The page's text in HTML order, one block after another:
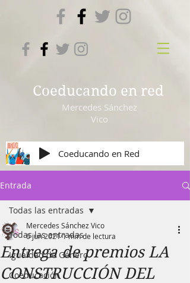
Coeducando en red
Mercedes Sánchez
Vico
Coeducando en Red
Entrada
Todas las entradas
Igualdad de Género
Coeducación
Todas las entradas
Entrega de premios LA
CONSTRUCCIÓN DEL
Mercedes Sánchez Vico
6 jun 20211 min de lectura